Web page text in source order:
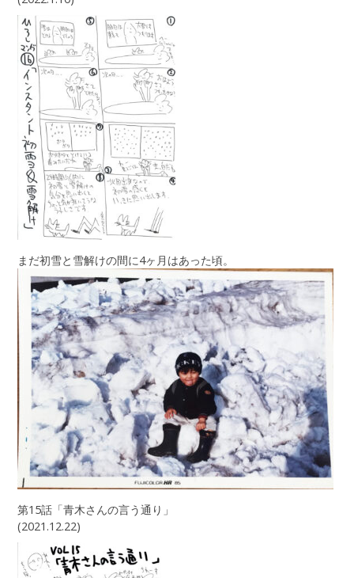
まだ初雪と雪解けの間に4ヶ月はあった頃。
第15話「青木さんの言う通り」
(2021.12.22)